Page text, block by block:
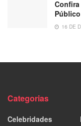
16 DE
Categorias
Celebridades